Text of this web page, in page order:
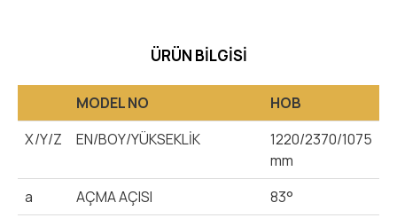
ÜRÜN BILGISI
MODEL NO
HOB
X/Y/Z
EN/BOY/YÜKSEKLİK
1220/2370/1075
mm
a
AÇMA AÇISI
83°